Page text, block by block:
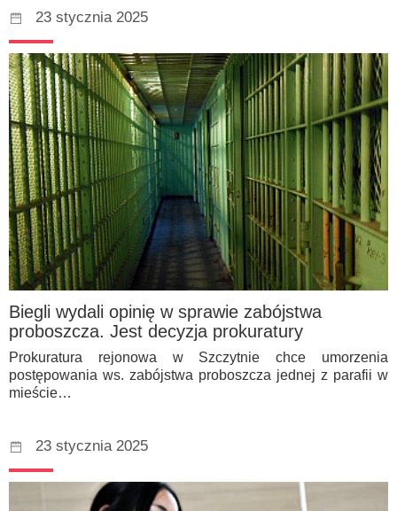
23 stycznia 2025
Biegli wydali opinię w sprawie zabójstwa
proboszcza. Jest decyzja prokuratury
Prokuratura rejonowa w Szczytnie chce umorzenia
postępowania ws. zabójstwa proboszcza jednej z parafii w
mieście…
23 stycznia 2025